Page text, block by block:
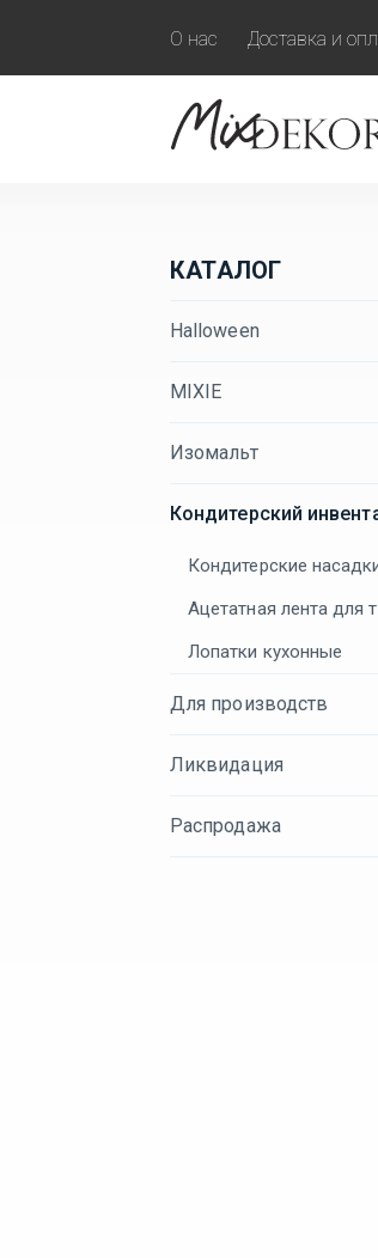
О нас Доставка и
КАТАЛОГ
Halloween
MIXIE
Изомальт
Кондитерский
Кондитерские
Ацетатная лента для
Лопатки кухонные
Для производств
Ликвидация
Распродажа